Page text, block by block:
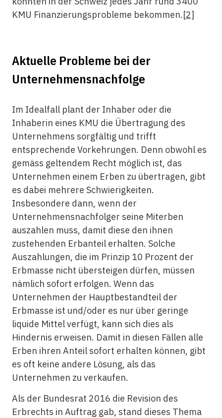
KMU Finanzierungsprobleme bekommen.[2]
Aktuelle Probleme bei der
Unternehmensnachfolge
Im Idealfall plant der Inhaber oder die
Inhaberin eines KMU die Übertragung des
Unternehmens sorgfältig und trifft
entsprechende Vorkehrungen. Denn obwohl es
gemäss geltendem Recht möglich ist, das
Unternehmen einem Erben zu übertragen, gibt
es dabei mehrere Schwierigkeiten.
Insbesondere dann, wenn der
Unternehmensnachfolger seine Miterben
auszahlen muss, damit diese den ihnen
zustehenden Erbanteil erhalten. Solche
Auszahlungen, die im Prinzip 10 Prozent der
Erbmasse nicht übersteigen dürfen, müssen
nämlich sofort erfolgen. Wenn das
Unternehmen der Hauptbestandteil der
Erbmasse ist und/oder es nur über geringe
liquide Mittel verfügt, kann sich dies als
Hindernis erweisen. Damit in diesen Fällen alle
Erben ihren Anteil sofort erhalten können, gibt
es oft keine andere Lösung, als das
Unternehmen zu verkaufen.
Als der Bundesrat 2016 die Revision des
Erbrechts in Auftrag gab, stand dieses Thema